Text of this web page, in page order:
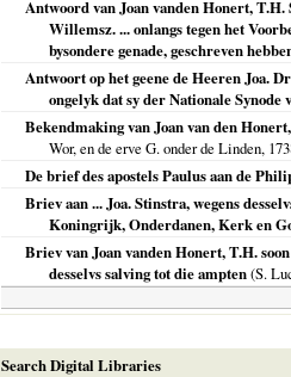
Antwoord van Joan vanden Honert, T.H.
Willemsz. ... onlangs tegen het
bysondere genade, geschreven
Antwoort op het geene de Heeren Joa.
ongelyk dat sy der Nationale Synode
Bekendmaking van Joan van den
Wor, en de erve G. onder de Linden,
De brief des apostels Paulus aan de
Briev aan ... Joa. Stinstra, wegens
Koningrijk, Onderdanen, Kerk en
Briev van Joan vanden Honert, T.H.
desselvs salving tot die ampten(S.
Search Digital Libraries